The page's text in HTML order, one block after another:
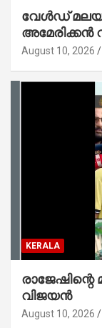
വേൾഡ്
അമേരിക്കൻ
ഗ്രേറ്റർ
August 10, 2026
KERALA
രാജേഷിന്റെ
വിജയൻ
August 10, 2026